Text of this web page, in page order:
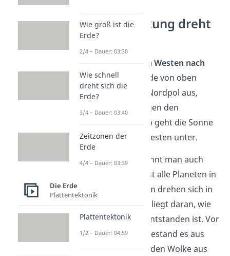
In welche Richtung dreht
sich die Erde?
von Westen nach
Osten. Wenn du die Erde von oben
betrachtest, also vom Nordpol aus,
dann dreht sie sich gegen den
Uhrzeigersinn. Deshalb geht die Sonne
im Osten auf und im Westen unter.
Diese Drehrichtung nennt man auch
. Fast alle Planeten in
unserem Sonnensystem drehen sich in
dieselbe Richtung. Das liegt daran, wie
unser Sonnensystem entstanden ist. Vor
Milliarden von Jahren bestand es aus
einer riesigen, rotierenden Wolke aus
Wie groß ist die
Erde?
2/4 – Dauer: 03:30
Wie schnell
dreht sich die
Erde?
3/4 – Dauer: 03:40
Zeitzonen der
Erde
4/4 – Dauer: 03:39
Die Erde
Plattentektonik
Plattentektonik
1/2 – Dauer: 04:59